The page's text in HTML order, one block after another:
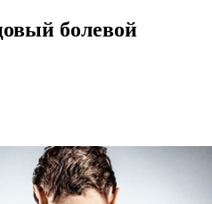
болевой